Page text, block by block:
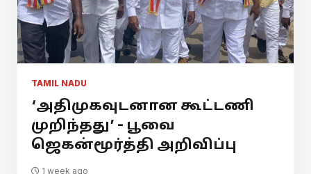
TAMIL NADU
‘அதிமுகவுடனான கூட்டணி
முறிந்தது’ - பூவை
ஜெகன்மூர்த்தி அறிவிப்பு
1 week ago